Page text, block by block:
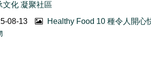
文化 凝聚社區
08-13
Healthy Food 10 種令人開心